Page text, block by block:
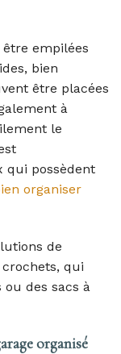
empilées
bien
être placées
à
le
qui possèdent
organiser
de
qui
des sacs à
organisé